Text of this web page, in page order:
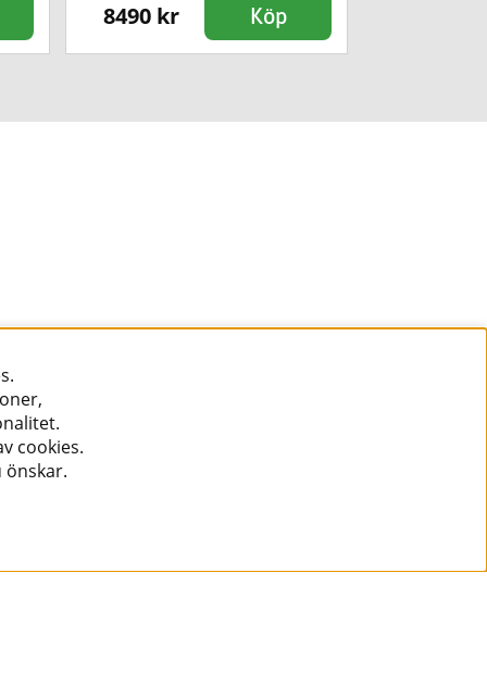
8490 kr Köp
cookies.
önskar.